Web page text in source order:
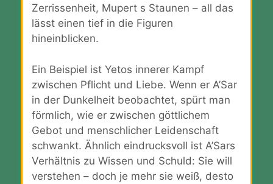
Zerrissenheit, Mupert s Staunen – all das
lässt einen tief in die Figuren
hineinblicken.
Ein Beispiel ist Yetos innerer Kampf
zwischen Pflicht und Liebe. Wenn er A’Sar
in der Dunkelheit beobachtet, spürt man
förmlich, wie er zwischen göttlichem
Gebot und menschlicher Leidenschaft
schwankt. Ähnlich eindrucksvoll ist A’Sars
Verhältnis zu Wissen und Schuld: Sie will
verstehen – doch je mehr sie weiß, desto